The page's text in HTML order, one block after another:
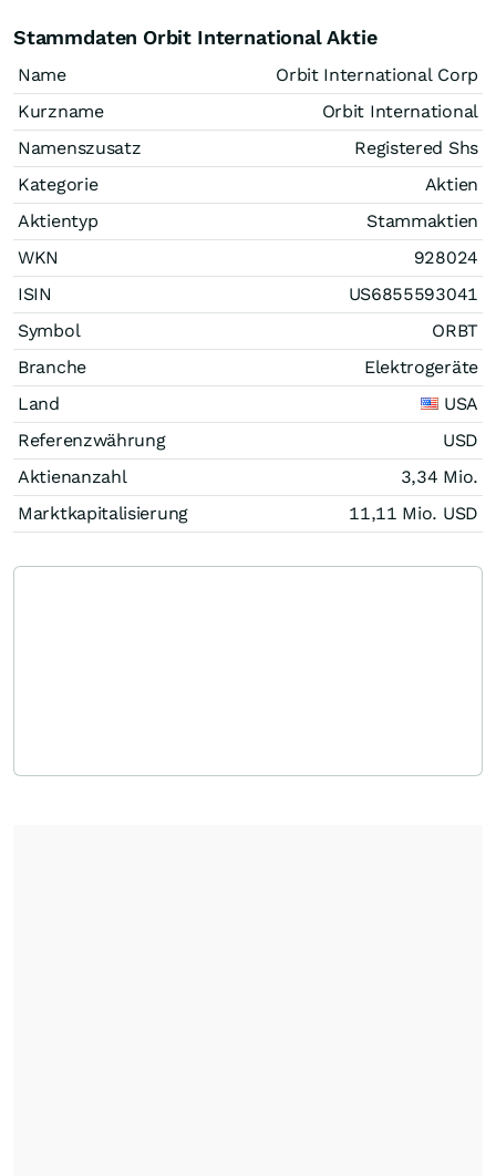
Stammdaten Orbit International Aktie
Name
Orbit International Corp
Kurzname
Orbit International
Namenszusatz
Registered Shs
Kategorie
Aktien
Aktientyp
Stammaktien
WKN
928024
ISIN
US6855593041
Symbol
ORBT
Branche
Elektrogeräte
Land
USA
Referenzwährung
USD
Aktienanzahl
3,34 Mio.
Marktkapitalisierung
11,11 Mio. USD